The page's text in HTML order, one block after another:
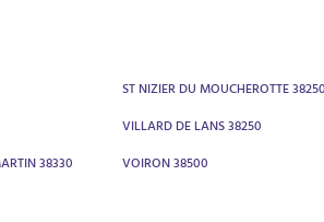
38330
ST NIZIER DU MOUCHEROTTE 38250
VILLARD DE LANS 38250
VOIRON 38500